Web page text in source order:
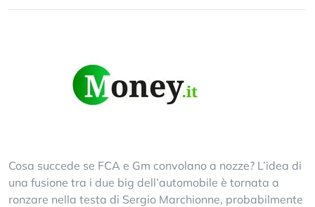
Cosa succede se FCA e Gm convolano a nozze? L’idea di
una fusione tra i due big dell’automobile è tornata a
ronzare nella testa di Sergio Marchionne, probabilmente